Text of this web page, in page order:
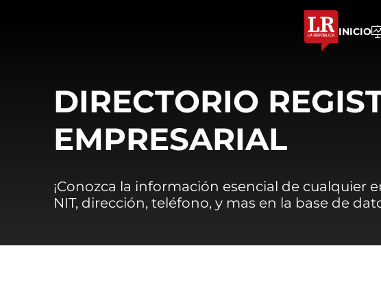
INICIO
DIRECTORIO
EMPRESARIAL
¡Conozca la información esencial de cualquier
NIT, dirección, teléfono, y mas en la base de